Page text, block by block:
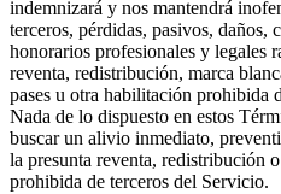
indemnizará y nos mantendrá
terceros, pérdidas, pasivos, daños,
honorarios profesionales y legales
reventa, redistribución, marca
pases u otra habilitación prohibida
Nada de lo dispuesto en estos
buscar un alivio inmediato,
la presunta reventa, redistribución
prohibida de terceros del Servicio.